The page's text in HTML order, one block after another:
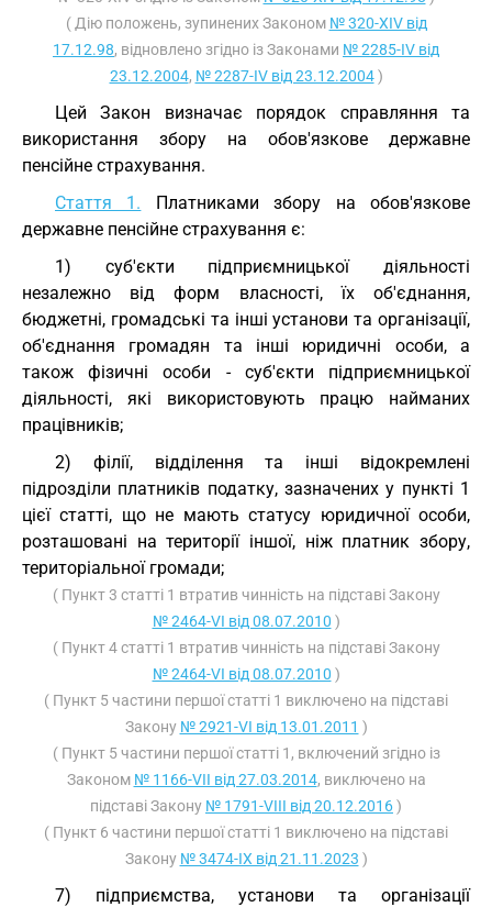
( Дію положень, зупинених Законом № 320-XIV від
17.12.98, відновлено згідно із Законами № 2285-IV від
23.12.2004, № 2287-IV від 23.12.2004)
Цей Закон визначає порядок справляння та
використання збору на обов'язкове державне
пенсійне страхування.
Стаття 1. Платниками збору на обов'язкове
державне пенсійне страхування є:
1) суб'єкти підприємницької діяльності
незалежно від форм власності, їх об'єднання,
бюджетні, громадські та інші установи та організації,
об'єднання громадян та інші юридичні особи, а
також фізичні особи - суб'єкти підприємницької
діяльності, які використовують працю найманих
працівників;
2) філії, відділення та інші відокремлені
підрозділи платників податку, зазначених у пункті 1
цієї статті, що не мають статусу юридичної особи,
розташовані на території іншої, ніж платник збору,
територіальної громади;
( Пункт 3 статті 1 втратив чинність на підставі Закону
№ 2464-VI від 08.07.2010 )
( Пункт 4 статті 1 втратив чинність на підставі Закону
№ 2464-VI від 08.07.2010 )
( Пункт 5 частини першої статті 1 виключено на підставі
Закону № 2921-VI від 13.01.2011 )
( Пункт 5 частини першої статті 1, включений згідно із
Законом № 1166-VII від 27.03.2014, виключено на
підставі Закону № 1791-VIII від 20.12.2016)
( Пункт 6 частини першої статті 1 виключено на підставі
Закону № 3474-IX від 21.11.2023 )
7) підприємства, установи та організації